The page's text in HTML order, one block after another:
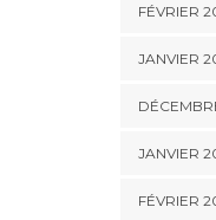
FÉVRIER
JANVIER
JANVIER
FÉVRIER